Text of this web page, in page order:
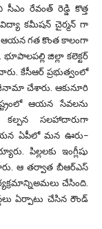
రేవంత్ రెడ్డి కొత్త
విద్యా కమీషన్ చైర్మన్ గా
గత కొంత కాలంగా
జిల్లా కలెక్టర్
కేసీఆర్ ప్రభుత్వంలో
చేశారు. ఆకునూరి
ఆయన సేవలను
సలహాదారుగా
ఏపీలో మన ఊరు–
పిల్లలకు ఇంగ్లీషు
ఆ తర్వాత బీఆర్ఎస్
చేసింది.
ఏర్పాటు చేసిన రౌండ్